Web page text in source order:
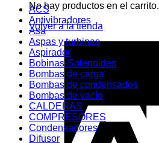
No hay productos en el carrito.
Volver a la tienda
ACS
Antivibradores
Asa
Aspas y turbinas
Aspirador
Bobinas-Solenoides
Bombas de carga
Bombas de condensados
Bombas de vacío
CALDERAS
COMPRESORES
Condensadores
Difusor